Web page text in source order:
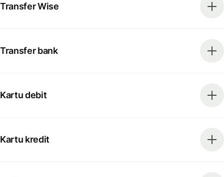
Transfer Wise
Transfer bank
Kartu debit
Kartu kredit